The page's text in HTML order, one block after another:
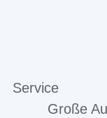
Service
Große